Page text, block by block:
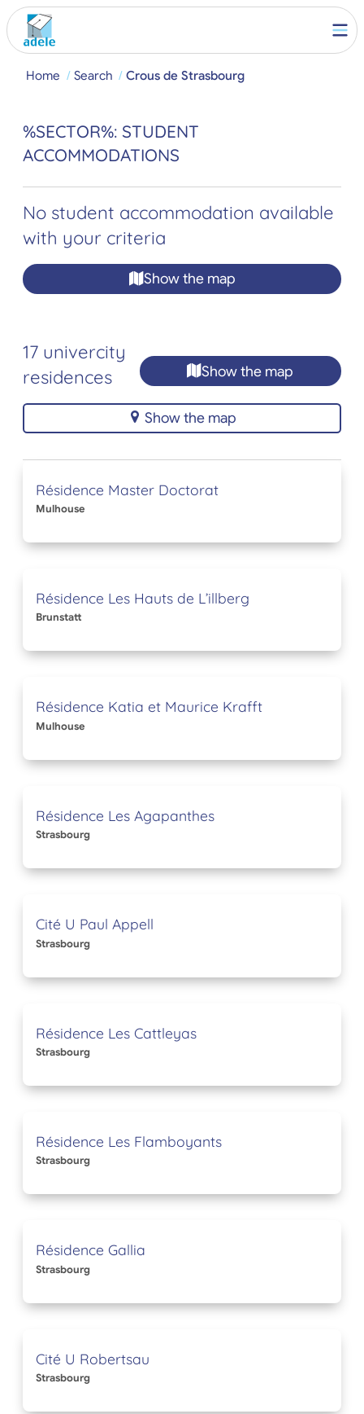
Home Search Crous de Strasbourg
%SECTOR%: STUDENT
ACCOMMODATIONS
No student accommodation available
with your criteria
Show the map
17 univercity
residences
Show the map
Show the map
Résidence Master Doctorat
Mulhouse
Résidence Les Hauts de L’illberg
Brunstatt
Résidence Katia et Maurice Krafft
Mulhouse
Résidence Les Agapanthes
Strasbourg
Cité U Paul Appell
Strasbourg
Résidence Les Cattleyas
Strasbourg
Résidence Les Flamboyants
Strasbourg
Résidence Gallia
Strasbourg
Cité U Robertsau
Strasbourg